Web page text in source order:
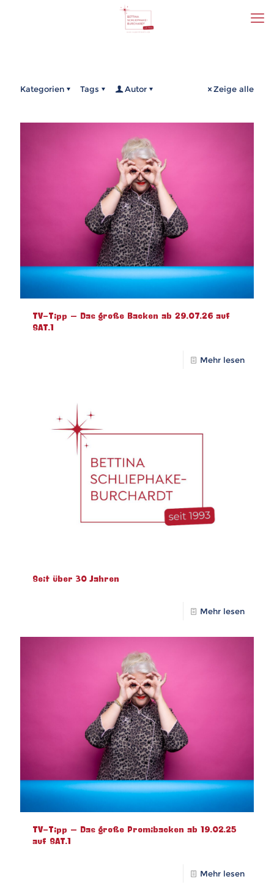
Kategorien Tags Autor Zeige alle
TV-Tipp – Das große Backen ab 29.07.26 auf
SAT.1
Mehr lesen
Seit über 30 Jahren
Mehr lesen
TV-Tipp – Das große Promibacken ab 19.02.25
auf SAT.1
Mehr lesen